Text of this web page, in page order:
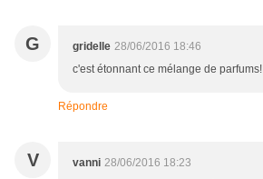
G gridelle 28/06/2016 18:46
c'est étonnant ce mélange de parfums!
Répondre
V vanni 28/06/2016 18:23